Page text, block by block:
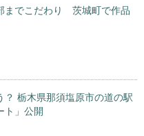
でこだわり 茨城町で作品
栃木県那須塩原市の道の駅
ト」公開